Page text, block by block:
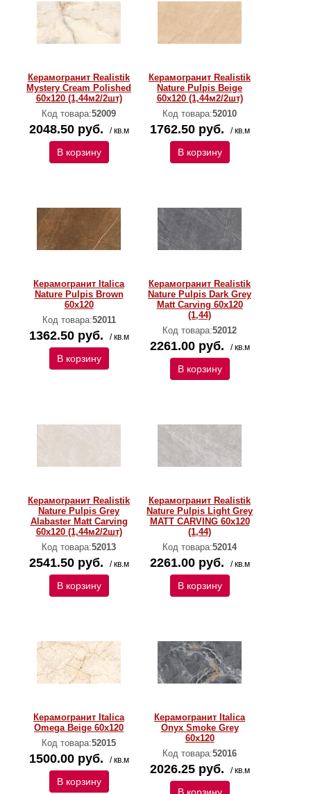
Керамогранит Realistik
Mystery Cream Polished
60х120 (1,44м2/2шт)
Код товара:52009
2048.50 руб. / кв.м
В корзину
Керамогранит Realistik
Nature Pulpis Beige
60x120 (1,44м2/2шт)
Код товара:52010
1762.50 руб. / кв.м
В корзину
Керамогранит Italica
Nature Pulpis Brown
60x120
Код товара:52011
1362.50 руб. / кв.м
В корзину
Керамогранит Realistik
Nature Pulpis Dark Grey
Matt Carving 60x120
(1,44)
Код товара:52012
2261.00 руб. / кв.м
В корзину
Керамогранит Realistik
Nature Pulpis Grey
Alabaster Matt Carving
60x120 (1,44м2/2шт)
Код товара:52013
2541.50 руб. / кв.м
В корзину
Керамогранит Realistik
Nature Pulpis Light Grey
MATT CARVING 60х120
(1,44)
Код товара:52014
2261.00 руб. / кв.м
В корзину
Керамогранит Italica
Omega Beige 60x120
Код товара:52015
1500.00 руб. / кв.м
В корзину
Керамогранит Italica
Onyx Smoke Grey
60x120
Код товара:52016
2026.25 руб. / кв.м